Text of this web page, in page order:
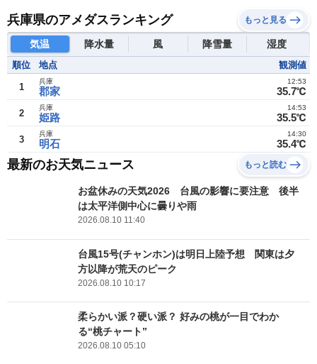
兵庫県のアメダスランキング もっと見る
気温 降水量 風 降雪量 湿度
順位 地点 観測値
1 郡家
兵庫
35.7℃
12:53
2 姫路
兵庫
35.5℃
14:53
3 明石
兵庫
35.4℃
14:30
最新のお天気ニュース もっと読む
お盆休みの天気2026 台風の影響に要注意 後半
は太平洋側中心に曇りや雨
2026.08.10 11:40
台風15号(チャンホン)は明日上陸予想 関東は夕
方以降が荒天のピーク
2026.08.10 10:17
柔らかい派？硬い派？ 好みの桃が一目でわか
る“桃チャート”
2026.08.10 05:10